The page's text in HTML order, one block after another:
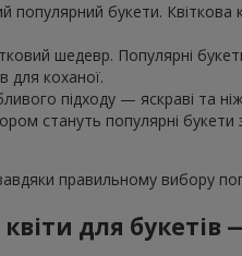
букети.
шедевр. Популярні
для коханої.
підходу — яскраві та
стануть популярні
правильному вибору
для букетів